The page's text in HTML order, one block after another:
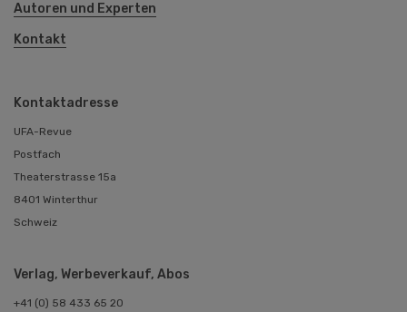
Autoren und Experten
Kontakt
Kontaktadresse
UFA-Revue
Postfach
Theaterstrasse 15a
8401 Winterthur
Schweiz
Verlag, Werbeverkauf, Abos
+41 (0) 58 433 65 20